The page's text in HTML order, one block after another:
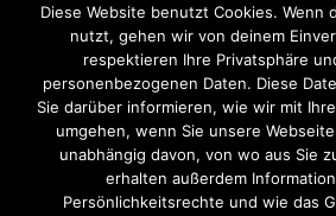
Rauchentwicklung im Freien
Startseite Einsätze Mitglied werden
Kontakt
Diese Website benutzt Cookies. Wenn
nutzt, gehen wir von deinem
respektieren Ihre Privatsphäre
personenbezogenen Daten. Diese
Sie darüber informieren, wie wir mit
umgehen, wenn Sie unsere
unabhängig davon, von wo aus Sie
erhalten außerdem
Persönlichkeitsrechte und wie das